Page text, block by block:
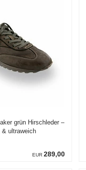
EUR 289,00
grün Hirschleder –
& ultraweich